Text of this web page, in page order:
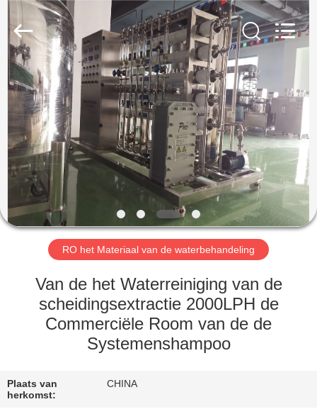
HUIS
PRODUCTEN
ONGEVEER
ONS
FABRIEKSREIS
KWALITEITSCONTROLE
CONTACTEER
NIEUWS
Qihang
Equipment
Ltd.
Rights
Reserved.
RO het Materiaal van de waterbehandeling
Van de het Waterreiniging van de
scheidingsextractie 2000LPH de
Commerciële Room van de de
Systemenshampoo
Plaats van
herkomst:
CHINA